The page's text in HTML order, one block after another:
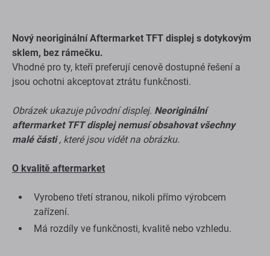
Nový neoriginální Aftermarket TFT displej s dotykovým
sklem, bez rámečku.
Vhodné pro ty, kteří preferují cenově dostupné řešení a
jsou ochotni akceptovat ztrátu funkčnosti.
Obrázek ukazuje původní displej. Neoriginální
aftermarket TFT displej nemusí obsahovat všechny
malé části, které jsou vidět na obrázku.
O kvalitě aftermarket
Vyrobeno třetí stranou, nikoli přímo výrobcem
zařízení.
Má rozdíly ve funkčnosti, kvalitě nebo vzhledu.